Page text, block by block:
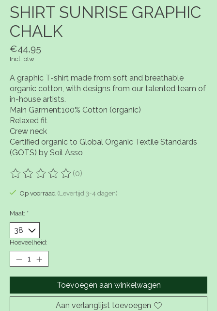
SHIRT SUNRISE GRAPHIC
CHALK
€44,95
Incl. btw
A graphic T-shirt made from soft and breathable
organic cotton, with designs from our talented team of
in-house artists.
Main Garment:100% Cotton (organic)
Relaxed fit
Crew neck
Certified organic to Global Organic Textile Standards
(GOTS) by Soil Asso
De beoordeling van dit product is
(0)
Op voorraad (Levertijd:3-4 dagen)
Maat: *
Hoeveelheid:
Toevoegen aan winkelwagen
Aan verlanglijst toevoegen